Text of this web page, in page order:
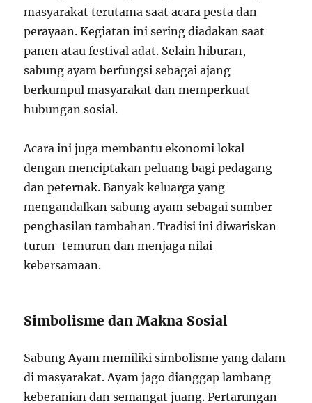
masyarakat terutama saat acara pesta dan
perayaan. Kegiatan ini sering diadakan saat
panen atau festival adat. Selain hiburan,
sabung ayam berfungsi sebagai ajang
berkumpul masyarakat dan memperkuat
hubungan sosial.
Acara ini juga membantu ekonomi lokal
dengan menciptakan peluang bagi pedagang
dan peternak. Banyak keluarga yang
mengandalkan sabung ayam sebagai sumber
penghasilan tambahan. Tradisi ini diwariskan
turun-temurun dan menjaga nilai
kebersamaan.
Simbolisme dan Makna Sosial
Sabung Ayam memiliki simbolisme yang dalam
di masyarakat. Ayam jago dianggap lambang
keberanian dan semangat juang. Pertarungan